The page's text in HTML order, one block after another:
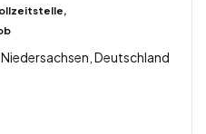
Deutschland